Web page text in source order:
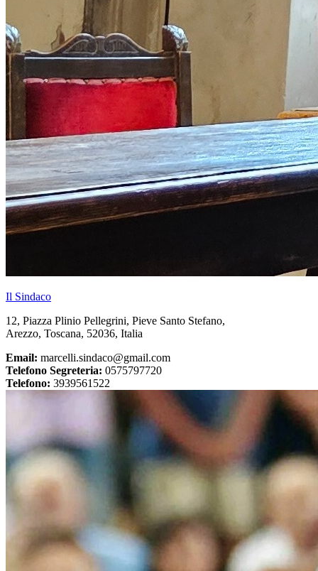
Il Sindaco
12, Piazza Plinio Pellegrini, Pieve Santo Stefano,
Arezzo, Toscana, 52036, Italia
Email: marcelli.sindaco@gmail.com
Telefono Segreteria: 0575797720
Telefono: 3939561522